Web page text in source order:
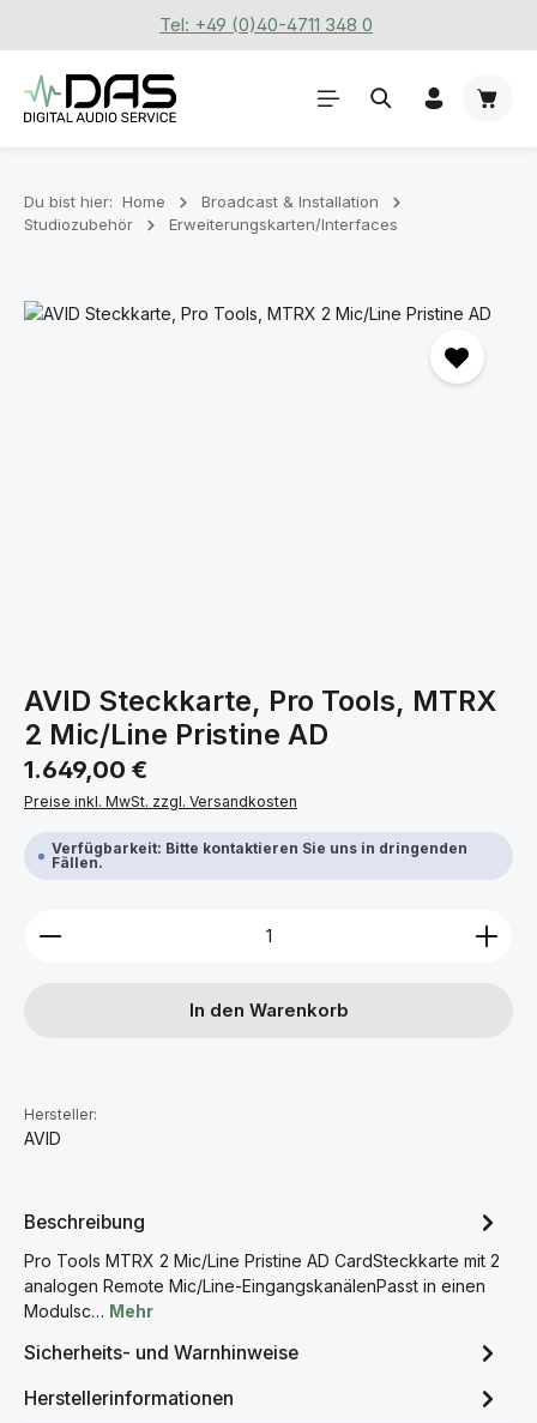
Zum Hauptinhalt springenTel: +49 (0)40-4711 348 0
Du bist hier: Home
Broadcast & Installation
Studiozubehör
Erweiterungskarten/Interfaces
Bildergalerie überspringen
AVID Steckkarte, Pro Tools, MTRX
2 Mic/Line Pristine AD
Regulärer Preis:
1.649,00 €
Preise inkl. MwSt. zzgl. Versandkosten
Verfügbarkeit: Bitte kontaktieren Sie uns in dringenden
Fällen.
Produkt Anzahl: Gib den gewünschten Wert ein
In den Warenkorb
Hersteller:
AVID
Beschreibung
Pro Tools MTRX 2 Mic/Line Pristine AD CardSteckkarte mit 2
analogen Remote Mic/Line-EingangskanälenPasst in einen
Modulsc… Mehr
Sicherheits- und Warnhinweise
Herstellerinformationen